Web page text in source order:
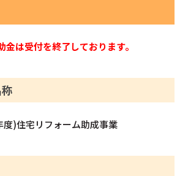
は受付を終了しております。
)住宅リフォーム助成事業